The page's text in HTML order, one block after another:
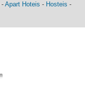
- Apart Hoteis - Hosteis -